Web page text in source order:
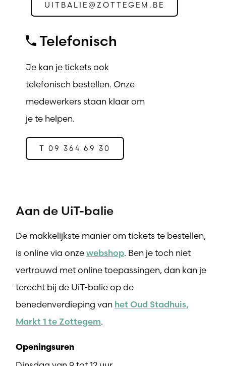
UITBALIE@ZOTTEGEM.BE
Telefonisch
Je kan je tickets ook
telefonisch bestellen. Onze
medewerkers staan klaar om
je te helpen.
T 09 364 69 30
Aan de UiT-balie
De makkelijkste manier om tickets te bestellen,
is online via onzewebshop. Ben je toch niet
vertrouwd met online toepassingen, dan kan je
terecht bij de UiT-balie op de
benedenverdieping van het Oud Stadhuis,
Markt 1 te Zottegem.
Openingsuren